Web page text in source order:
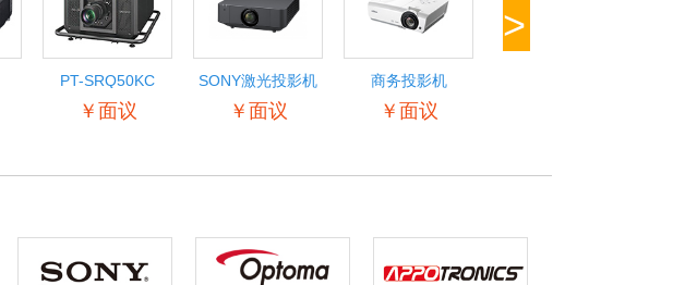
PT-SRQ50KC
￥面议
SONY激光投影机
￥面议
商务投影机
￥面议
>